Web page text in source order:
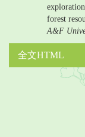
forest
A&F
全文HTML